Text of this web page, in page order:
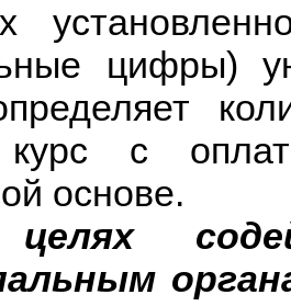
цифры)
с
основе.